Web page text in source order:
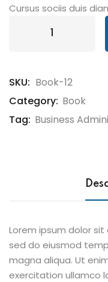
Cursus sociis duis
SKU: Book-12
Category: Book
Tag: Business
Lorem ipsum dolor
sed do eiusmod
magna aliqua. Ut
exercitation ullamco